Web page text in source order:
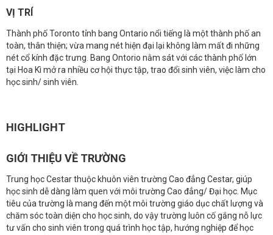
VỊ TRÍ
Thành phố Toronto tỉnh bang Ontario nổi tiếng là một thành phố an
toàn, thân thiện; vừa mang nét hiện đại lại không làm mất đi những
nét cổ kính đặc trưng. Bang Ontorio nằm sát với các thành phố lớn
tại Hoa Kì mở ra nhiều cơ hội thực tập, trao đổi sinh viên, việc làm cho
học sinh/ sinh viên.
HIGHLIGHT
GIỚI THIỆU VỀ TRƯỜNG
Trung học Cestar thuộc khuôn viên trường Cao đẳng Cestar, giúp
học sinh dễ dàng làm quen với môi trường Cao đẳng/ Đại học. Mục
tiêu của trường là mang đến một môi trường giáo dục chất lượng và
chăm sóc toàn diện cho học sinh, do vậy trường luôn cố gắng nỗ lực
tư vấn cho sinh viên trong quá trình học tập, hướng nghiệp để học